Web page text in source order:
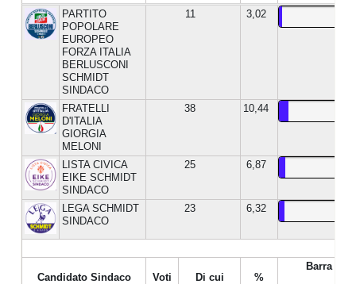
PARTITO
POPOLARE
EUROPEO
FORZA ITALIA
BERLUSCONI
SCHMIDT
SINDACO
11 3,02
FRATELLI
D'ITALIA
GIORGIA
MELONI
38 10,44
LISTA CIVICA
EIKE SCHMIDT
SINDACO
25 6,87
LEGA SCHMIDT
SINDACO
23 6,32
Candidato Sindaco Voti
Di cui
%
Barra %